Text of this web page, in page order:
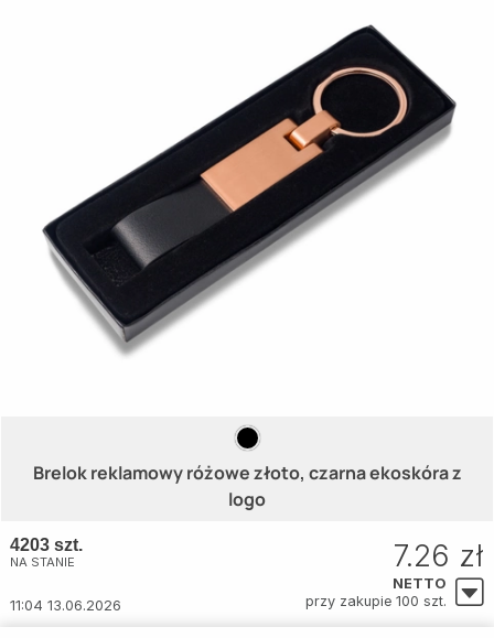
Brelok reklamowy różowe złoto, czarna ekoskóra z
logo
4203 szt.
NA STANIE
11:04 13.06.2026
7.26 zł
NETTO
przy zakupie 100 szt.